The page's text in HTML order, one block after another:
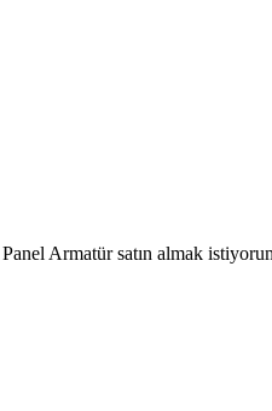
Armatür satın almak